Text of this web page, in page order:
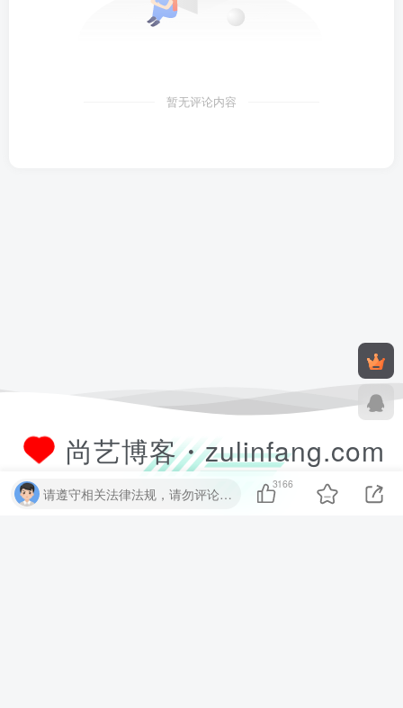
暂无评论内容
尚艺博客・zulinfang.com
请遵守相关法律法规，请勿评论纯表情、纯数字、纯英文、乱码文字等无用信息，否则关7 天小黑屋！
3166